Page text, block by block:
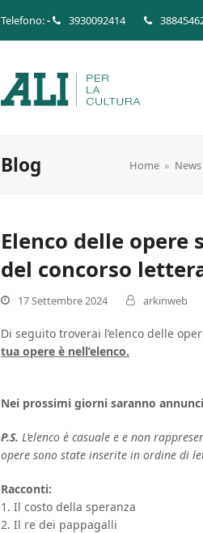
Telefono:- 3930092414
Blog Home » News
Elenco delle
del concorso
17 Settembre 2024 arkinweb
Di seguito troverai l’elenco delle
tua opere è nell’elenco.
Nei prossimi giorni saranno
P.S. L’elenco è casuale e e non
opere sono state inserite in ordine di
Racconti:
1. Il costo della speranza
2. Il re dei pappagalli